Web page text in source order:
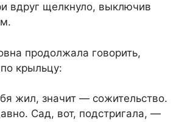
вдруг щелкнуло, выключив
продолжала говорить,
крыльцу:
жил, значит — сожительство.
Сад, вот, подстригала, —